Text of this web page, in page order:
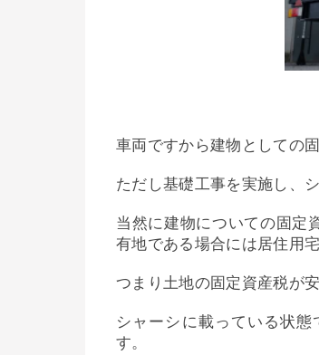
車両ですから建物としての
ただし基礎工事を実施し、
当然に建物についての固定
有地である場合には居住用
つまり土地の固定資産税が
シャーシに載っている状
す。